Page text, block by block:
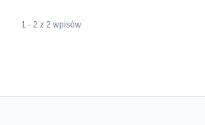
1 - 2 z 2 wpisów